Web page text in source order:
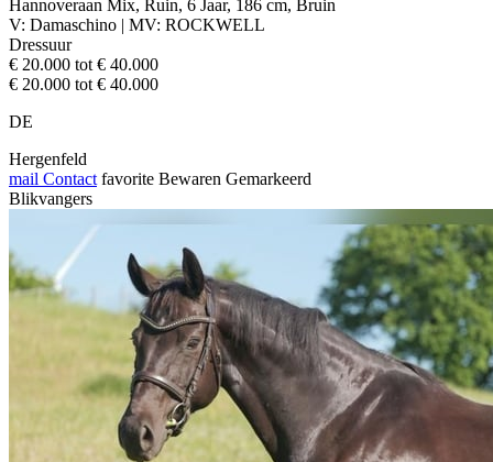
Hannoveraan Mix, Ruin, 6 Jaar, 186 cm, Bruin
V: Damaschino | MV: ROCKWELL
Dressuur
€ 20.000 tot € 40.000
€ 20.000 tot € 40.000
DE
Hergenfeld
mail Contact favorite Bewaren Gemarkeerd
Blikvangers